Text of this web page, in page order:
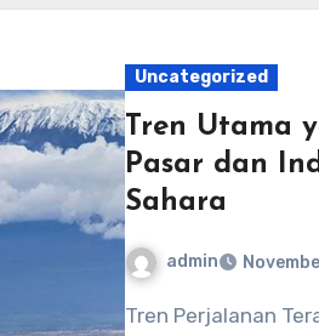
Uncategorized
Tren Utama
Pasar dan
Sahara
admin
Tren Perjalanan Teratas untuk tahun 2025 16